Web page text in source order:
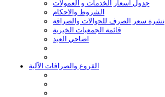
جدول أسعار الخدمات و العمولات
الشروط والاحكام
نشرة سعر الصرف للحوالات والصرافة
قائمة الجمعيات الخيرية
اضاحي العيد
الفروع والصرافات الآلية